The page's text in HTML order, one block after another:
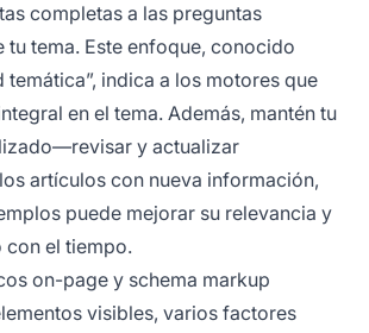
completas a las preguntas
tu tema. Este enfoque, conocido
indica a los motores que
en el tema. Además, mantén tu
y actualizar
artículos con nueva información,
puede mejorar su relevancia y
con el tiempo.
on-page y schema markup
visibles, varios factores